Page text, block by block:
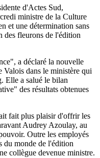
d'Actes Sud,
ministre de la Culture
et une détermination sans
des fleurons de l'édition
a déclaré la nouvelle
Valois dans le ministère qui
Elle a salué le bilan
des résultats obtenues
fait plus plaisir d'offrir les
Audrey Azoulay, au
Outre les employés
du monde de l'édition
collègue devenue ministre.